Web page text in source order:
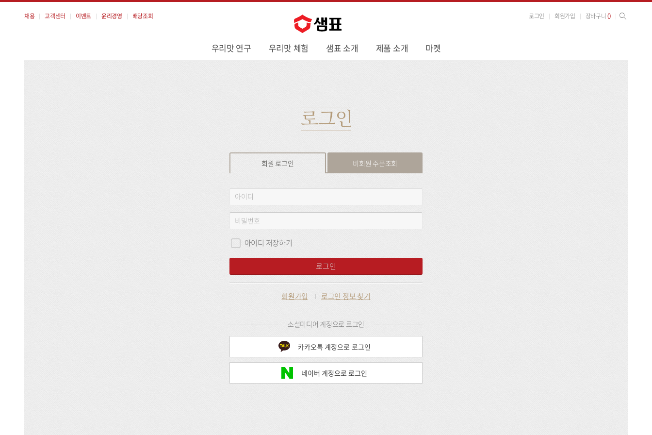
뉴
우리맛 연구 우리맛 체험 샘표 소개 제품 소개 마켓
채용 고객센터 이벤트 윤리경영 배당조회 로그인 회원가입 장바구니0 사이트 검색
로그인
회원 로그인 비회원 주문조회
회
로
그
인
아
디비
번
호
아이디 저장하기
로그인
회원가입 로그인 정보 찾기
소셜미디어 계정으로 로그인
카카오톡 계정으로 로그인
네이버 계정으로 로그인